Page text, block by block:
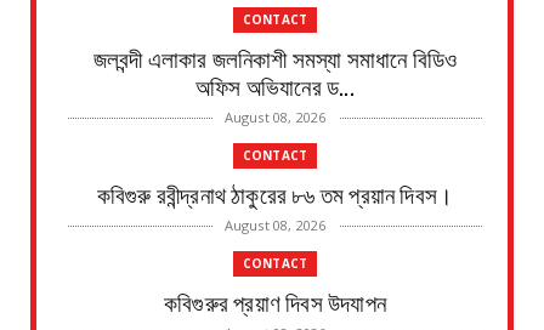
CONTACT
জলবন্দী এলাকার জলনিকাশী সমস্যা সমাধানে বিডিও
অফিস অভিযানের ড...
August 08, 2026
CONTACT
কবিগুরু রবীন্দ্রনাথ ঠাকুরের ৮৬ তম প্রয়ান দিবস।
August 08, 2026
CONTACT
কবিগুরুর প্রয়াণ দিবস উদযাপন